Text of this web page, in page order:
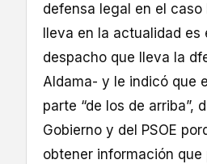
defensa legal en el caso
lleva en la actualidad es
despacho que lleva la
Aldama- y le indicó que
parte “de los de arriba”,
Gobierno y del PSOE
obtener información que